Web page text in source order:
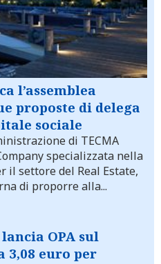
l’assemblea
proposte di delega
sociale
di TECMA
specializzata nella
il settore del Real Estate,
di proporre alla...
OPA sul
3,08 euro per